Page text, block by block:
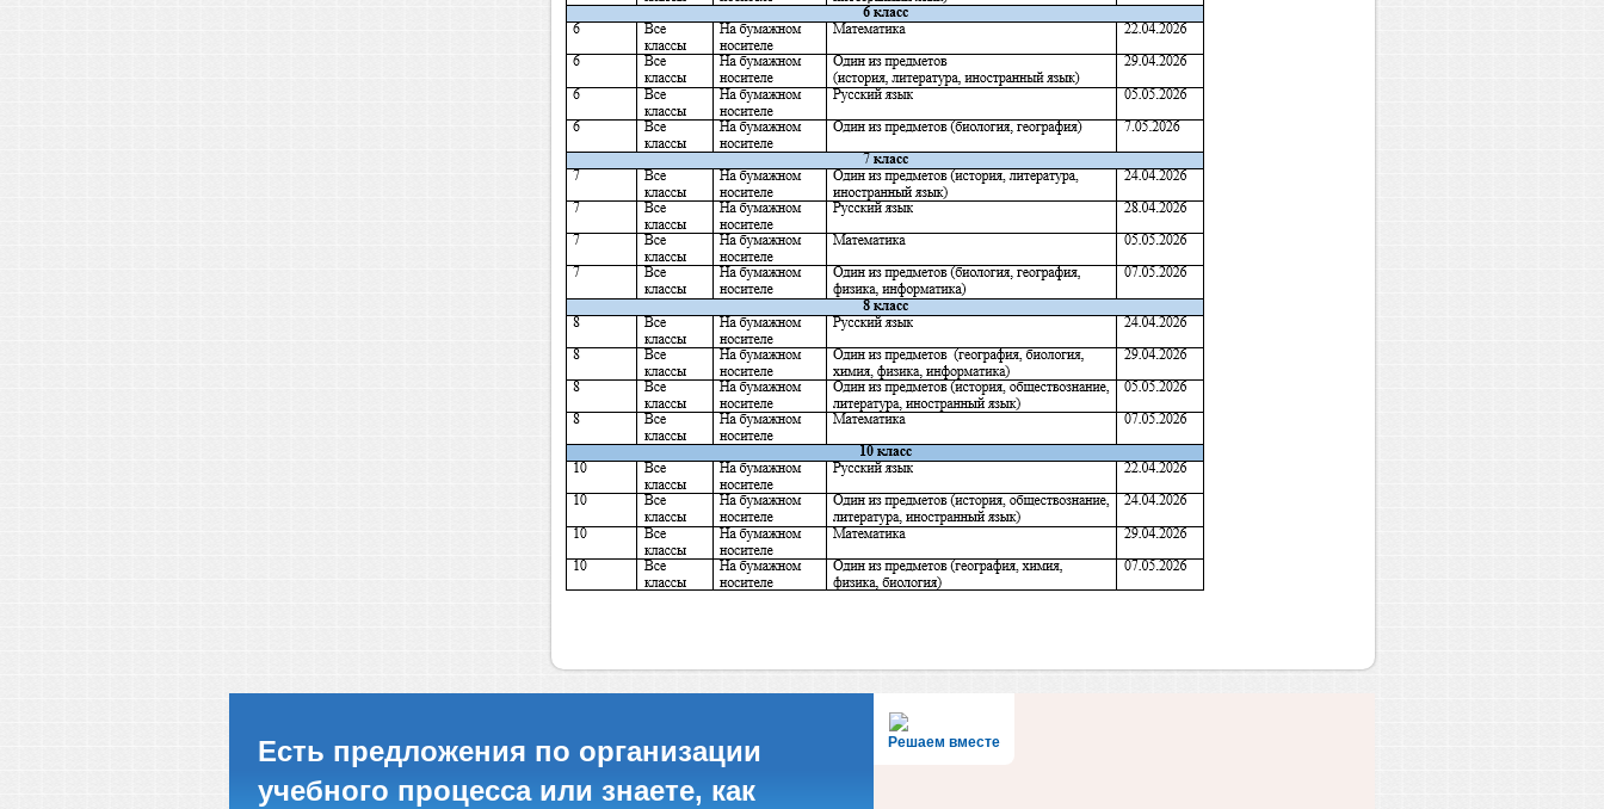
Решаем вместе
Есть предложения по организации
учебного процесса или знаете, как